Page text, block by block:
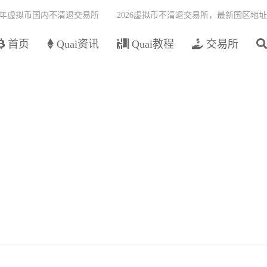
首页 Quai资讯 Quai教程 交易所
虚拟币国内不清退交易所 2026虚拟币不清退交易所，最新国区地址